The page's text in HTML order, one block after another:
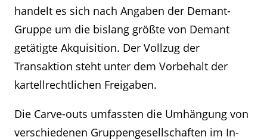
handelt es sich nach Angaben der Demant-
Gruppe um die bislang größte von Demant
getätigte Akquisition. Der Vollzug der
Transaktion steht unter dem Vorbehalt der
kartellrechtlichen Freigaben.
Die Carve-outs umfassten die Umhängung von
verschiedenen Gruppengesellschaften im In-